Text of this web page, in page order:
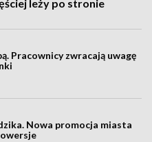
leży po stronie
Pracownicy zwracają uwagę
Nowa promocja miasta